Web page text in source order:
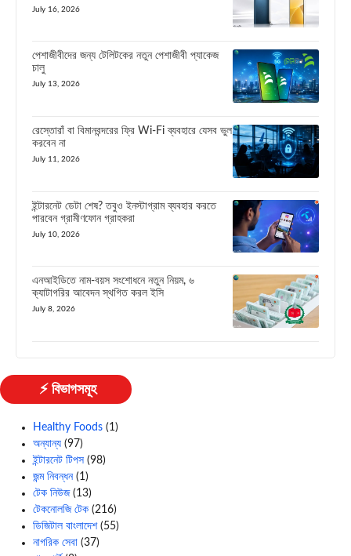
July 16, 2026
পেশাজীবীদের জন্য টেলিটকের নতুন পেশাজীবী প্যাকেজ
চালু
July 13, 2026
রেস্তোরাঁ বা বিমানবন্দরের ফ্রি Wi-Fi ব্যবহারে যেসব ভুল
করবেন না
July 11, 2026
ইন্টারনেট ডেটা শেষ? তবুও ইনস্টাগ্রাম ব্যবহার করতে
পারবেন গ্রামীণফোন গ্রাহকরা
July 10, 2026
এনআইডিতে নাম-বয়স সংশোধনে নতুন নিয়ম, ৬
ক্যাটাগরির আবেদন স্থগিত করল ইসি
July 8, 2026
⚡ বিভাগসমূহ
Healthy Foods (1)
অন্যান্য (97)
ইন্টারনেট টিপস (98)
জন্ম নিবন্ধন(1)
টেক নিউজ(13)
টেকনোলজি টেক (216)
ডিজিটাল বাংলাদেশ(55)
নাগরিক সেবা (37)